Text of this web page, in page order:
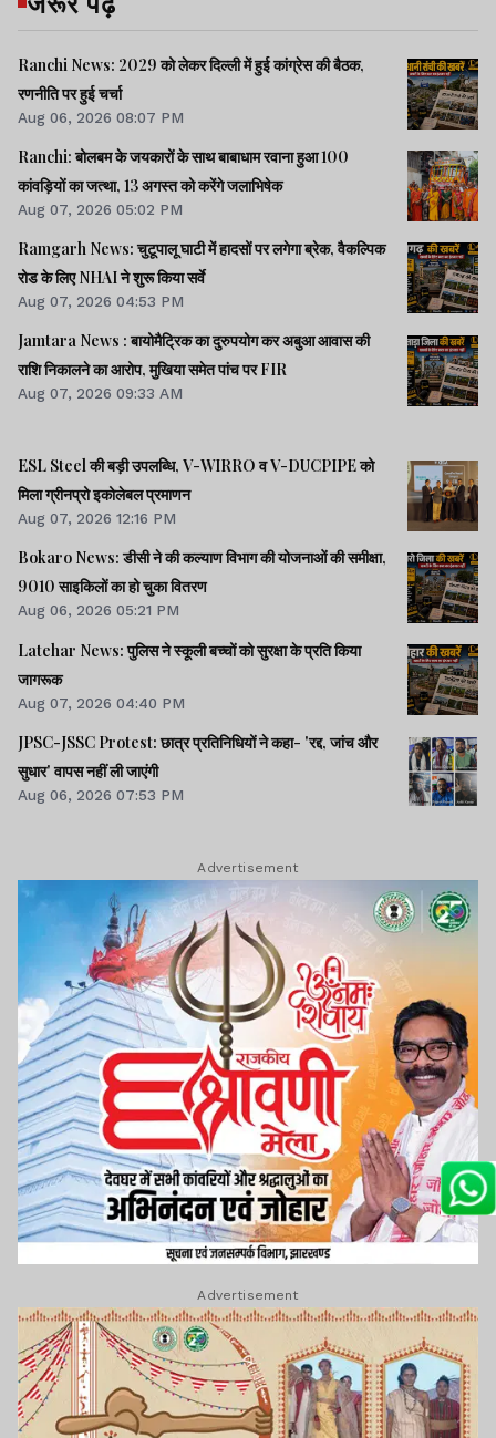
की पहचान के साथ चोरी गए सामानों की बरामदगी के
प्रयास किए जा रहे हैं. लगातार सामने आ रही चोरी
की घटनाओं के बीच इस वारदात ने इलाके के लोगों
झारखंड न्यूज़
Saraikela News: तीन
रिजर्व प्राइस से करीब दोगुना
मिला राजस्व
Jharkhand Weather :
रांची में तेज आंधी के साथ
बारिश शुरू, 9 जिलों में ऑरेंज
अलर्ट
Lagatar Media की यह खबर आपको कैसी लगी.
नीचे दिए गए कमेंट बॉक्स में अपनी राय साझा करें.
Ranchi News: 2029 को लेकर दिल्ली में हुई कांग्रेस की बैठक,
रणनीति पर हुई चर्चा
Aug 06, 2026 08:07 PM
Ranchi: बोलबम के जयकारों के साथ बाबाधाम रवाना हुआ 100
कांवड़ियों का जत्था, 13 अगस्त को करेंगे जलाभिषेक
Aug 07, 2026 05:02 PM
Ramgarh News: चुटूपालू घाटी में हादसों पर लगेगा ब्रेक, वैकल्पिक
रोड के लिए NHAI ने शुरू किया सर्वे
Aug 07, 2026 04:53 PM
Jamtara News : बायोमैट्रिक का दुरुपयोग कर अबुआ आवास की
राशि निकालने का आरोप, मुखिया समेत पांच पर FIR
Aug 07, 2026 09:33 AM
ESL Steel की बड़ी उपलब्धि, V-WIRRO व V-DUCPIPE को
मिला ग्रीनप्रो इकोलेबल प्रमाणन
Aug 07, 2026 12:16 PM
Bokaro News: डीसी ने की कल्याण विभाग की योजनाओं की समीक्षा,
9010 साइकिलों का हो चुका वितरण
Aug 06, 2026 05:21 PM
Latehar News: पुलिस ने स्कूली बच्चों को सुरक्षा के प्रति किया
जागरूक
Aug 07, 2026 04:40 PM
JPSC-JSSC Protest: छात्र प्रतिनिधियों ने कहा- 'रद्द, जांच और
सुधार' वापस नहीं ली जाएंगी
Aug 06, 2026 07:53 PM
Advertisement
Advertisement